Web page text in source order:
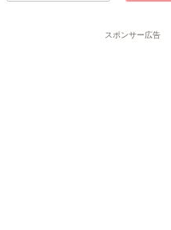
スポンサー広告